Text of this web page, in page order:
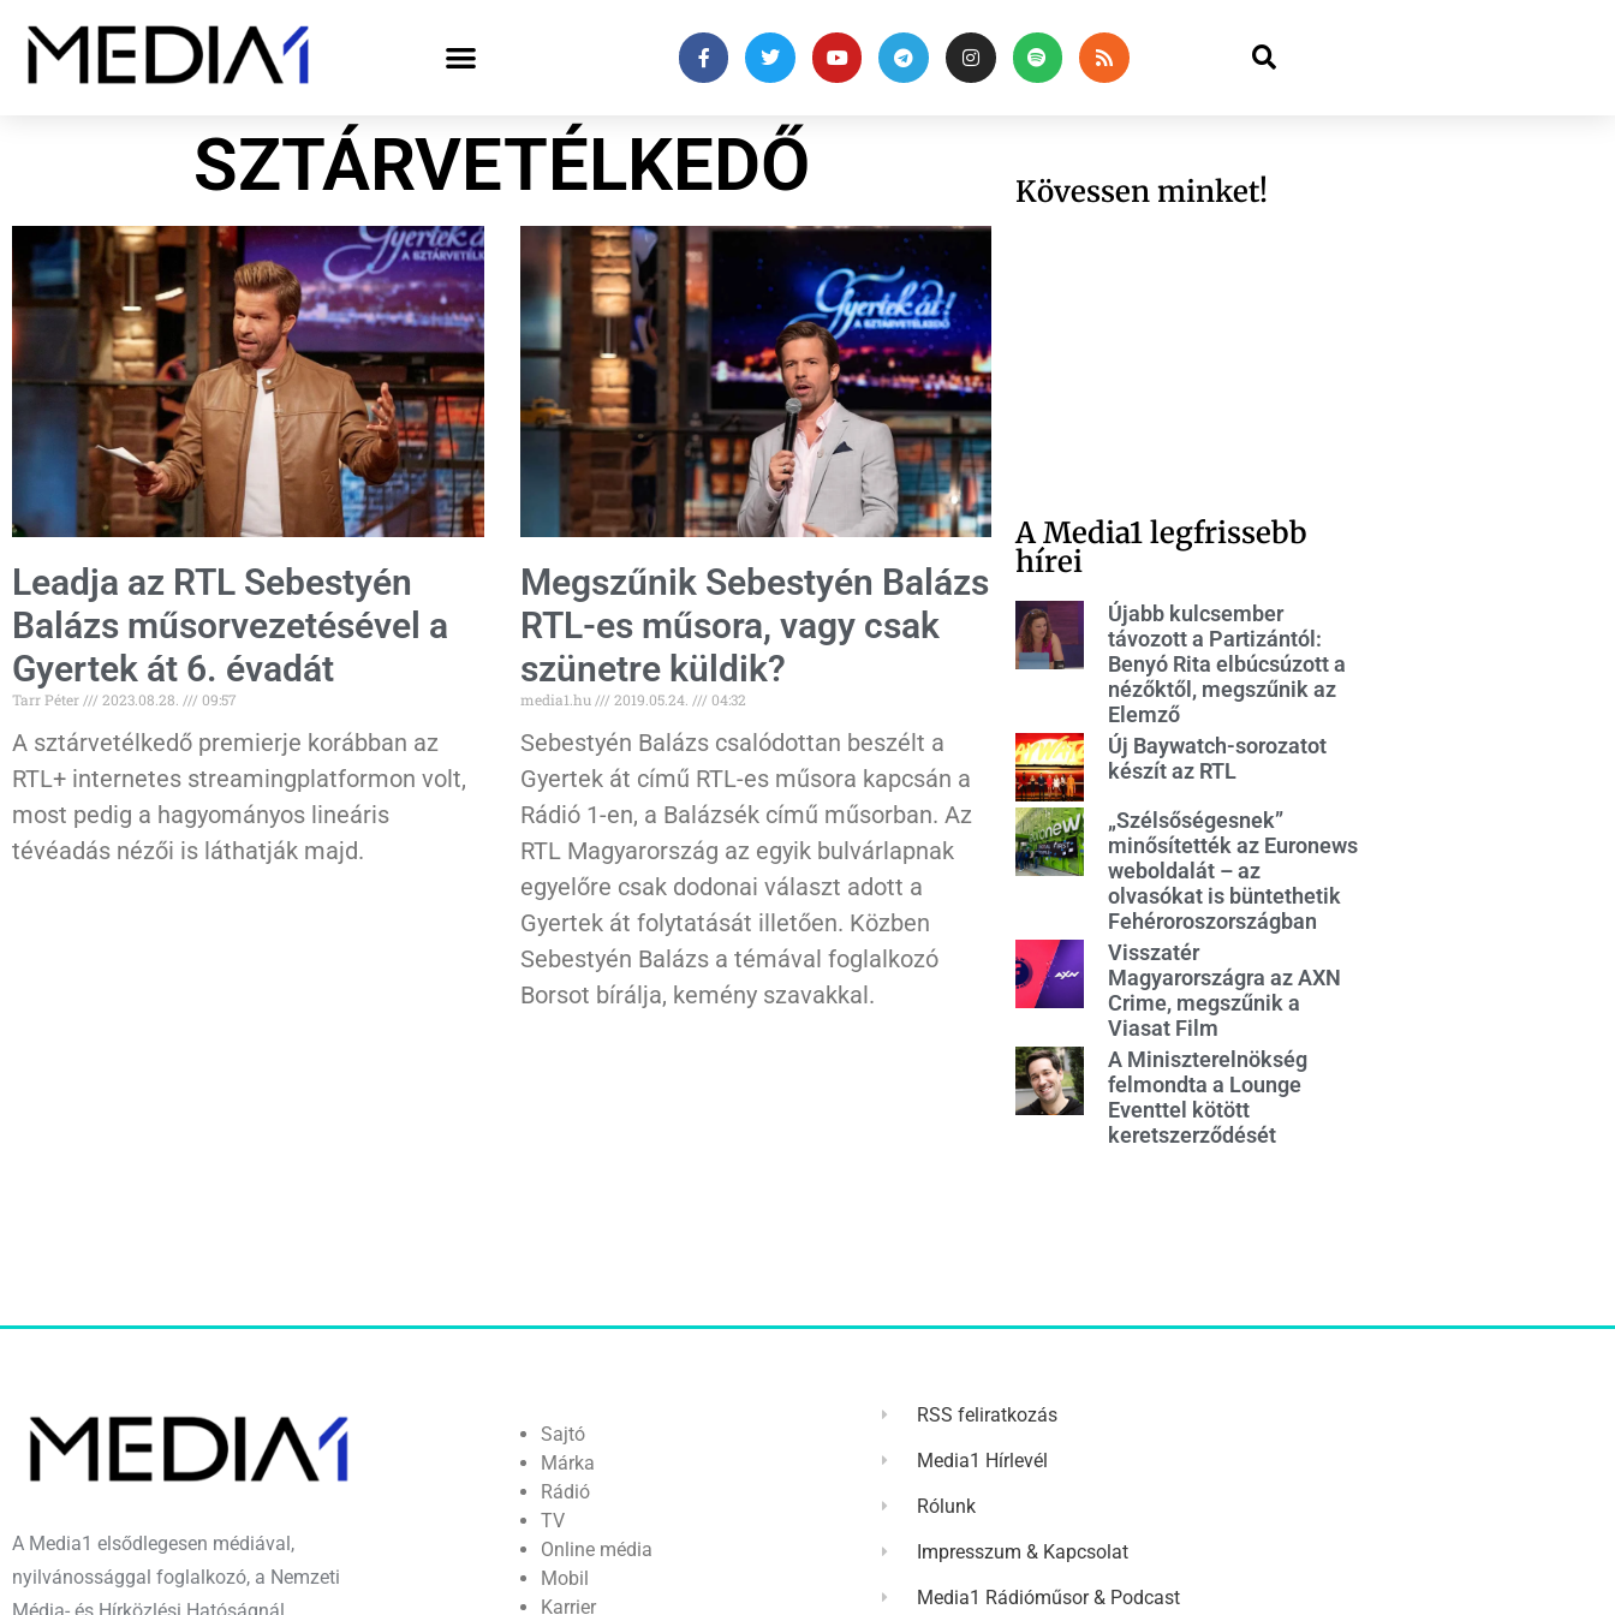
SZTÁRVETÉLKEDŐ
Leadja az RTL Sebestyén
Balázs műsorvezetésével a
Gyertek át 6. évadát
Tarr Péter 2023.08.28. 09:57
A sztárvetélkedő premierje korábban az
RTL+ internetes streamingplatformon volt,
most pedig a hagyományos lineáris
tévéadás nézői is láthatják majd.
Megszűnik Sebestyén Balázs
RTL-es műsora, vagy csak
szünetre küldik?
media1.hu 2019.05.24. 04:32
Sebestyén Balázs csalódottan beszélt a
Gyertek át című RTL-es műsora kapcsán a
Rádió 1-en, a Balázsék című műsorban. Az
RTL Magyarország az egyik bulvárlapnak
egyelőre csak dodonai választ adott a
Gyertek át folytatását illetően. Közben
Sebestyén Balázs a témával foglalkozó
Borsot bírálja, kemény szavakkal.
Kövessen minket!
A Media1 legfrissebb
hírei
Újabb kulcsember
távozott a Partizántól:
Benyó Rita elbúcsúzott a
nézőktől, megszűnik az
Elemző
Új Baywatch-sorozatot
készít az RTL
„Szélsőségesnek”
minősítették az Euronews
weboldalát – az
olvasókat is büntethetik
Fehéroroszországban
Visszatér
Magyarországra az AXN
Crime, megszűnik a
Viasat Film
A Miniszterelnökség
felmondta a Lounge
Eventtel kötött
keretszerződését
A Media1 elsődlegesen médiával,
nyilvánossággal foglalkozó, a Nemzeti
Sajtó
Márka
Rádió
TV
Online média
Mobil
Karrier
RSS feliratkozás
Media1 Hírlevél
Rólunk
Impresszum & Kapcsolat
Media1 Rádióműsor & Podcast